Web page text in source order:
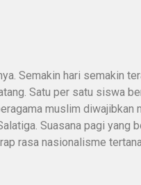
Semakin hari semakin
Satu per satu siswa
muslim diwajibkan
Suasana pagi
rasa nasionalisme